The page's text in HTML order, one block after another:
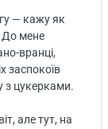
— кажу як
До мене
вранці,
заспокоїв
з цукерками.
але тут, на